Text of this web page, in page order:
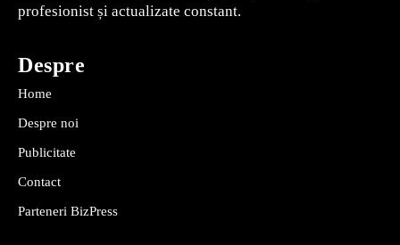
profesionist și actualizate constant.
Despre
Home
Despre noi
Publicitate
Contact
Parteneri BizPress